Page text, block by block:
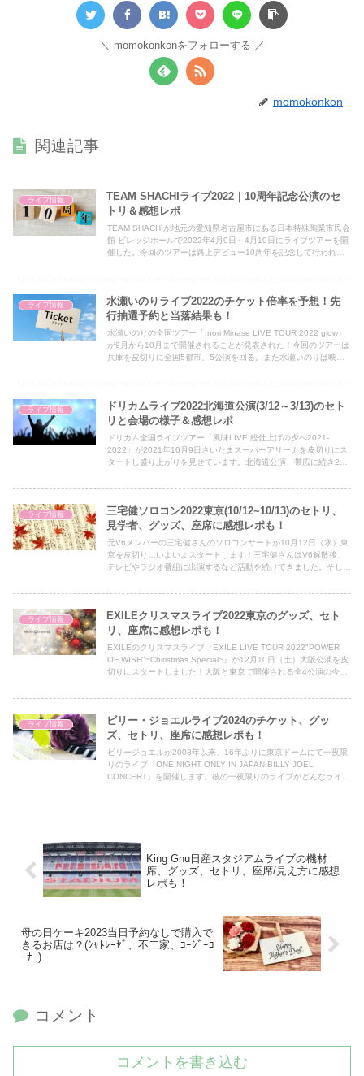
momokonkonをフォローする
momokonkon
関連記事
ライブ情報
TEAM SHACHIライブ2022｜10周年記念公演のセ
トリ＆感想レポ
TEAM SHACHIが地元の愛知県名古屋市にある日本特殊陶業市民会
館 ビレッジホールで2022年4月9日～4月10日にライブツアーを開
催した。今回のツアーは路上デビュー10周年を記念して行われた
ライブ情報
水瀬いのりライブ2022のチケット倍率を予想！先
行抽選予約と当落結果も！
水瀬いのりの全国ツアー「Inori Minase LIVE TOUR 2022 glow」
が9月から10月まで開催されることが発表された！今回のツアーは
兵庫を皮切りに全国5都市、5公演を回る。また水瀬いのりは映
ライブ情報
ドリカムライブ2022北海道公演(3/12～3/13)のセト
リと会場の様子＆感想レポ
ドリカム全国ライブツアー「風味LIVE 総仕上げの夕べ2021-
2022」が2021年10月9日さいたまスーパーアリーナを皮切りにス
タートし盛り上がりを見せています。北海道公演、帯広に続き2拠
ライブ情報
三宅健ソロコン2022東京(10/12~10/13)のセトリ、
見学者、グッズ、座席に感想レポも！
元V6メンバーの三宅健さんのソロコンサートが10月12日（水）東
京を皮切りにいよいよスタートします！三宅健さんはV6解散後、
テレビやラジオ番組に出演するなど活動を続けてきました。そして
公演がどんなコンサートだったのか気になりセットリスト、見学
者、グッズ、座席、感想レポートを記事にまとめました♪
ライブ情報
EXILEクリスマスライブ2022東京のグッズ、セト
リ、座席に感想レポも！
EXILEのクリスマスライブ『EXILE LIVE TOUR 2022"POWER
OF WISH"~Chiristmas Special~』が12月10日（土）大阪公演を皮
切りにスタートしました！大阪と東京で開催される全4公演の今年
イブだったのかグッズ、セットリスト、座席、感想レポートを記事
にまとめました♪
ライブ情報
ビリー・ジョエルライブ2024のチケット、グッ
ズ、セトリ、座席に感想レポも！
ビリージョエルが2008年以来、16年ぶりに東京ドームにて一夜限
りのライブ『ONE NIGHT ONLY IN JAPAN BILLY JOEL
CONCERT』を開催します。彼の一夜限りのライブがどんなライブ
King Gnu日産スタジアムライブの機材
席、グッズ、セトリ、座席/見え方に感想
レポも！
母の日ケーキ2023当日予約なしで購入で
きるお店は？(ｼｬﾄﾚｰｾﾞ、不二家、ｺｰｼﾞｰｺ
ｰﾅｰ)
コメント
コメントを書き込む